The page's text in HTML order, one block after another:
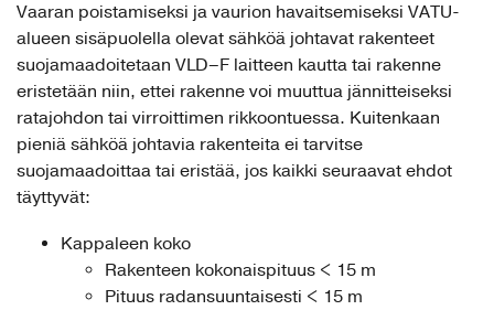
Vaaran poistamiseksi ja vaurion havaitsemiseksi VATU-
alueen sisäpuolella olevat sähköä johtavat rakenteet
suojamaadoitetaan VLD–F laitteen kautta tai rakenne
eristetään niin, ettei rakenne voi muuttua jännitteiseksi
ratajohdon tai virroittimen rikkoontuessa. Kuitenkaan
pieniä sähköä johtavia rakenteita ei tarvitse
suojamaadoittaa tai eristää, jos kaikki seuraavat ehdot
täyttyvät:
Kappaleen koko
Rakenteen kokonaispituus < 15 m
Pituus radansuuntaisesti < 15 m